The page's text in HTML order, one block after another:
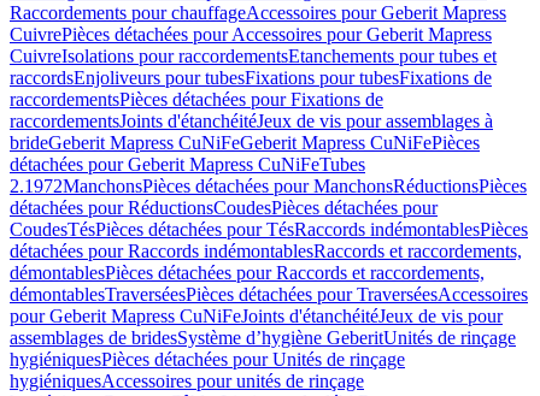
Raccordements pour chauffageAccessoires pour Geberit Mapress
CuivrePièces détachées pour Accessoires pour Geberit Mapress
CuivreIsolations pour raccordementsEtanchements pour tubes et
raccordsEnjoliveurs pour tubesFixations pour tubesFixations de
raccordementsPièces détachées pour Fixations de
raccordementsJoints d'étanchéitéJeux de vis pour assemblages à
brideGeberit Mapress CuNiFeGeberit Mapress CuNiFePièces
détachées pour Geberit Mapress CuNiFeTubes
2.1972ManchonsPièces détachées pour ManchonsRéductionsPièces
détachées pour RéductionsCoudesPièces détachées pour
CoudesTésPièces détachées pour TésRaccords indémontablesPièces
détachées pour Raccords indémontablesRaccords et raccordements,
démontablesPièces détachées pour Raccords et raccordements,
démontablesTraverséesPièces détachées pour TraverséesAccessoires
pour Geberit Mapress CuNiFeJoints d'étanchéitéJeux de vis pour
assemblages de bridesSystème d’hygiène GeberitUnités de rinçage
hygiéniquesPièces détachées pour Unités de rinçage
hygiéniquesAccessoires pour unités de rinçage